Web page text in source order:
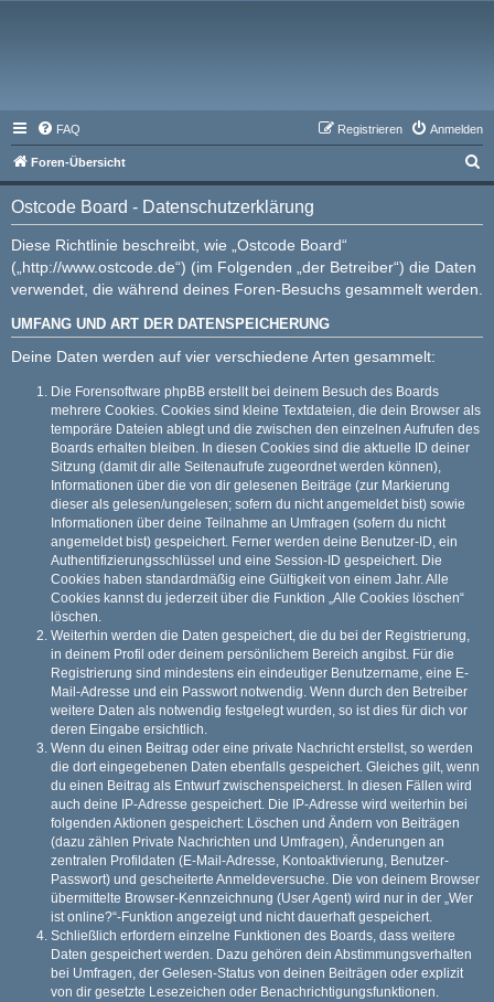
FAQ Anmelden
Registrieren
Foren-Übersicht
u
Ostcode Board - Datenschutzerklärung
Diese Richtlinie beschreibt, wie „Ostcode Board“
(„http://www.ostcode.de“) (im Folgenden „der Betreiber“) die Daten
verwendet, die während deines Foren-Besuchs gesammelt werden.
UMFANG UND ART DER DATENSPEICHERUNG
Deine Daten werden auf vier verschiedene Arten gesammelt:
Die Forensoftware phpBB erstellt bei deinem Besuch des Boards
mehrere Cookies. Cookies sind kleine Textdateien, die dein Browser als
temporäre Dateien ablegt und die zwischen den einzelnen Aufrufen des
Boards erhalten bleiben. In diesen Cookies sind die aktuelle ID deiner
Sitzung (damit dir alle Seitenaufrufe zugeordnet werden können),
Informationen über die von dir gelesenen Beiträge (zur Markierung
dieser als gelesen/ungelesen; sofern du nicht angemeldet bist) sowie
Informationen über deine Teilnahme an Umfragen (sofern du nicht
angemeldet bist) gespeichert. Ferner werden deine Benutzer-ID, ein
Authentifizierungsschlüssel und eine Session-ID gespeichert. Die
Cookies haben standardmäßig eine Gültigkeit von einem Jahr. Alle
Cookies kannst du jederzeit über die Funktion „Alle Cookies löschen“
löschen.
Weiterhin werden die Daten gespeichert, die du bei der Registrierung,
in deinem Profil oder deinem persönlichem Bereich angibst. Für die
Registrierung sind mindestens ein eindeutiger Benutzername, eine E-
Mail-Adresse und ein Passwort notwendig. Wenn durch den Betreiber
weitere Daten als notwendig festgelegt wurden, so ist dies für dich vor
deren Eingabe ersichtlich.
Wenn du einen Beitrag oder eine private Nachricht erstellst, so werden
die dort eingegebenen Daten ebenfalls gespeichert. Gleiches gilt, wenn
du einen Beitrag als Entwurf zwischenspeicherst. In diesen Fällen wird
auch deine IP-Adresse gespeichert. Die IP-Adresse wird weiterhin bei
folgenden Aktionen gespeichert: Löschen und Ändern von Beiträgen
(dazu zählen Private Nachrichten und Umfragen), Änderungen an
zentralen Profildaten (E-Mail-Adresse, Kontoaktivierung, Benutzer-
Passwort) und gescheiterte Anmeldeversuche. Die von deinem Browser
übermittelte Browser-Kennzeichnung (User Agent) wird nur in der „Wer
ist online?“-Funktion angezeigt und nicht dauerhaft gespeichert.
Schließlich erfordern einzelne Funktionen des Boards, dass weitere
Daten gespeichert werden. Dazu gehören dein Abstimmungsverhalten
bei Umfragen, der Gelesen-Status von deinen Beiträgen oder explizit
von dir gesetzte Lesezeichen oder Benachrichtigungsfunktionen.